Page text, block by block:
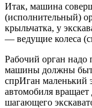
Итак, машина
(исполнительный)
крыльчатка, у
— ведущие колеса
Рабочий орган
машины должны
спрИган маленький
автомобиля вращает
шагающего